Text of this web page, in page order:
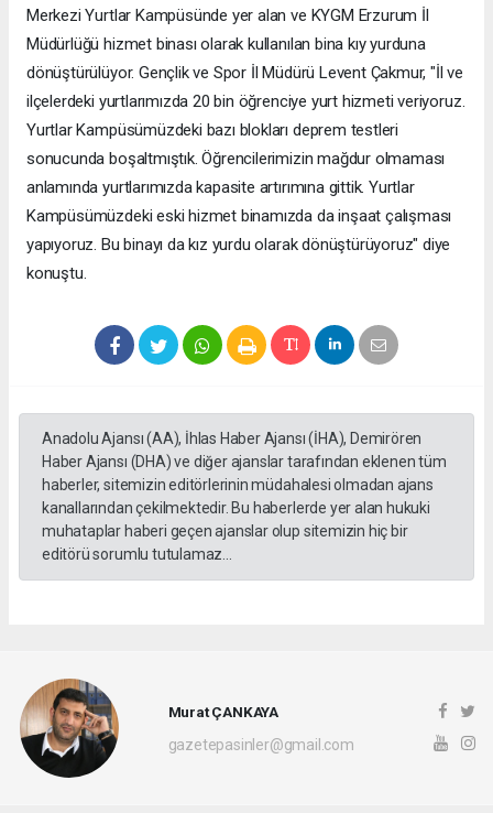
Merkezi Yurtlar Kampüsünde yer alan ve KYGM Erzurum İl
Müdürlüğü hizmet binası olarak kullanılan bina kıy yurduna
dönüştürülüyor. Gençlik ve Spor İl Müdürü Levent Çakmur, "İl ve
ilçelerdeki yurtlarımızda 20 bin öğrenciye yurt hizmeti veriyoruz.
Yurtlar Kampüsümüzdeki bazı blokları deprem testleri
sonucunda boşaltmıştık. Öğrencilerimizin mağdur olmaması
anlamında yurtlarımızda kapasite artırımına gittik. Yurtlar
Kampüsümüzdeki eski hizmet binamızda da inşaat çalışması
yapıyoruz. Bu binayı da kız yurdu olarak dönüştürüyoruz" diye
konuştu.
Anadolu Ajansı (AA), İhlas Haber Ajansı (İHA), Demirören
Haber Ajansı (DHA) ve diğer ajanslar tarafından eklenen tüm
haberler, sitemizin editörlerinin müdahalesi olmadan ajans
kanallarından çekilmektedir. Bu haberlerde yer alan hukuki
muhataplar haberi geçen ajanslar olup sitemizin hiç bir
editörü sorumlu tutulamaz...
Murat ÇANKAYA
gazetepasinler@gmail.com